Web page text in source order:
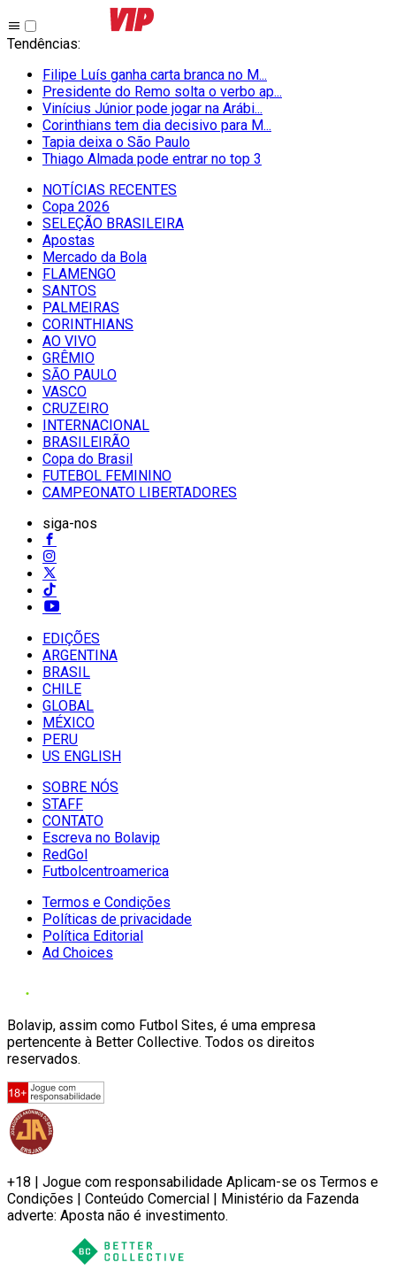
Tendências:
Filipe Luís ganha carta branca no M...
Presidente do Remo solta o verbo ap...
Vinícius Júnior pode jogar na Arábi...
Corinthians tem dia decisivo para M...
Tapia deixa o São Paulo
Thiago Almada pode entrar no top 3
NOTÍCIAS RECENTES
Copa 2026
SELEÇÃO BRASILEIRA
Apostas
Mercado da Bola
FLAMENGO
SANTOS
PALMEIRAS
CORINTHIANS
AO VIVO
GRÊMIO
SĀO PAULO
VASCO
CRUZEIRO
INTERNACIONAL
BRASILEIRÃO
Copa do Brasil
FUTEBOL FEMININO
CAMPEONATO LIBERTADORES
siga-nos
EDIÇÕES
ARGENTINA
BRASIL
CHILE
GLOBAL
MÉXICO
PERU
US ENGLISH
SOBRE NÓS
STAFF
CONTATO
Escreva no Bolavip
RedGol
Futbolcentroamerica
Termos e Condições
Políticas de privacidade
Política Editorial
Ad Choices
Bolavip, assim como Futbol Sites, é uma empresa
pertencente à Better Collective. Todos os direitos
reservados.
+18 | Jogue com responsabilidade Aplicam-se os Termos e
Condições | Conteúdo Comercial | Ministério da Fazenda
adverte: Aposta não é investimento.